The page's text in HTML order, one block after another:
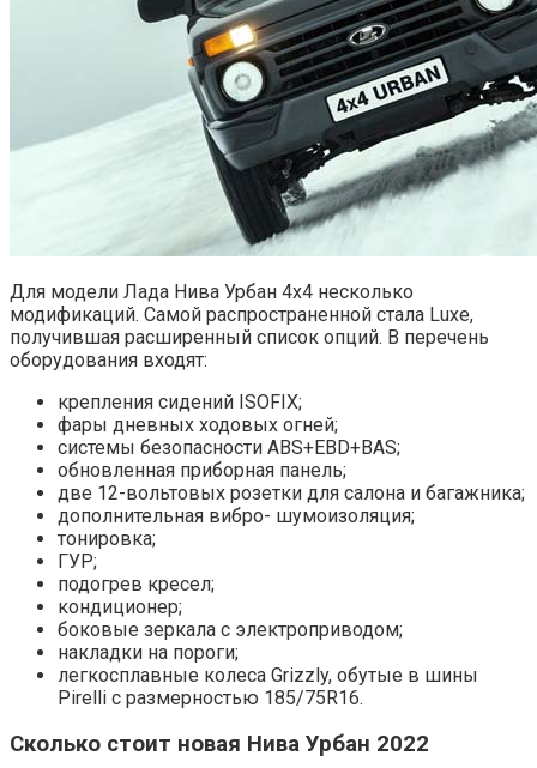
Для модели Лада Нива Урбан 4х4 несколько
модификаций. Самой распространенной стала Luxe,
получившая расширенный список опций. В перечень
оборудования входят:
крепления сидений ISOFIX;
фары дневных ходовых огней;
системы безопасности ABS+EBD+BAS;
обновленная приборная панель;
две 12-вольтовых розетки для салона и багажника;
дополнительная вибро- шумоизоляция;
тонировка;
ГУР;
подогрев кресел;
кондиционер;
боковые зеркала с электроприводом;
накладки на пороги;
легкосплавные колеса Grizzly, обутые в шины
Pirelli с размерностью 185/75R16.
Сколько стоит новая Нива Урбан 2022